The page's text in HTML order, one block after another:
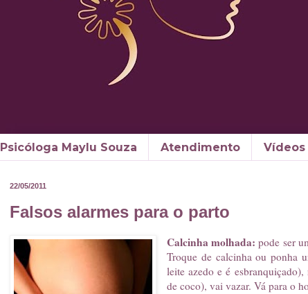
Psicóloga Maylu Souza Atendimento Vídeos
22/05/2011
Falsos alarmes para o parto
Calcinha molhada: pode ser
Troque de calcinha ou ponha
leite azedo e é
de coco), vai vazar. Vá para o